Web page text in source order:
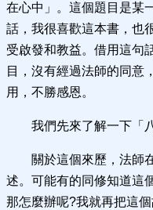
在心中」。這個題目是某
話，我很喜歡這本書，也
受啟發和教益。借用這句
目，沒有經過法師的同意
用，不勝感恩。
我們先來了解一下「
關於這個來歷，法師
述。可能有的同修知道這
那怎麼辦呢?我就再把這